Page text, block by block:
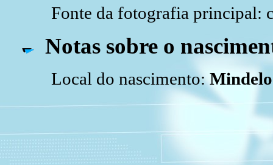
Fonte da fotografia principal:
Notas sobre o
Local do nascimento: